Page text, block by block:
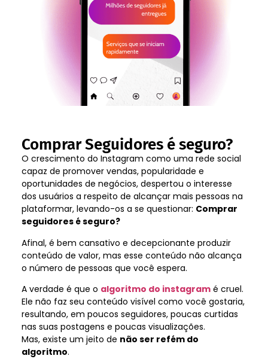
Comprar Seguidores é seguro?
O crescimento do Instagram como uma rede social
capaz de promover vendas, popularidade e
oportunidades de negócios, despertou o interesse
dos usuários a respeito de alcançar mais pessoas na
plataformar, levando-os a se questionar: Comprar
seguidores é seguro?
Afinal, é bem cansativo e decepcionante produzir
conteúdo de valor, mas esse conteúdo não alcança
o número de pessoas que você espera.
A verdade é que o algoritmo do instagram é cruel.
Ele não faz seu conteúdo visível como você gostaria,
resultando, em poucos seguidores, poucas curtidas
nas suas postagens e poucas visualizações.
Mas, existe um jeito de não ser refém do
algoritmo.